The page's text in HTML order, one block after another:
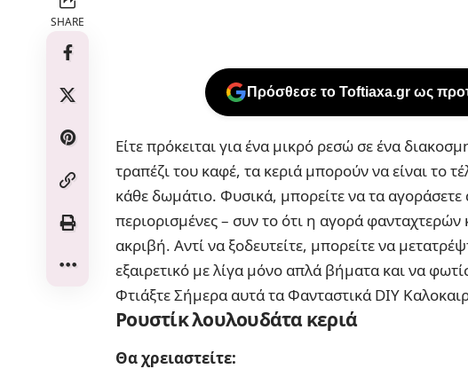
SHARE
Πρόσθεσε το Toftiaxa.gr ως
Είτε πρόκειται για ένα μικρό ρεσώ σε ένα
τραπέζι του καφέ, τακεριάμπορούν να είναι το
κάθε δωμάτιο. Φυσικά, μπορείτε να τα αγοράσετε
περιορισμένες – συν το ότι η αγορά φανταχτερών
ακριβή. Αντί να ξοδευτείτε, μπορείτε να
εξαιρετικό με λίγα μόνο απλά βήματα και να
Φτιάξτε Σήμερα αυτά τα Φανταστικά DIY
Ρουστίκ λουλουδάτα κεριά
Θα χρειαστείτε: